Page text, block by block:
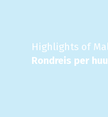
Highlights of
Rondreis per